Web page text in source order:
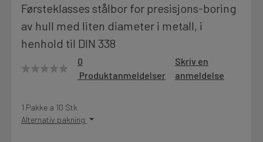
Motek
Finn butikk
Kontakt og åpningstider
Kontakt
Førsteklasses stålbor for presisjons-boring
av hull med liten diameter i metall, i
henhold til DIN 338
0
Produktanmeldelser
Skriv en
anmeldelse
1 Pakke a 10 Stk
Alternativ pakning